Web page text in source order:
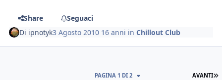
Share
Seguaci
Di ipnotyk3 Agosto 2010 16 anni inChillout Club
AVANTI
PAGINA 1 DI 2